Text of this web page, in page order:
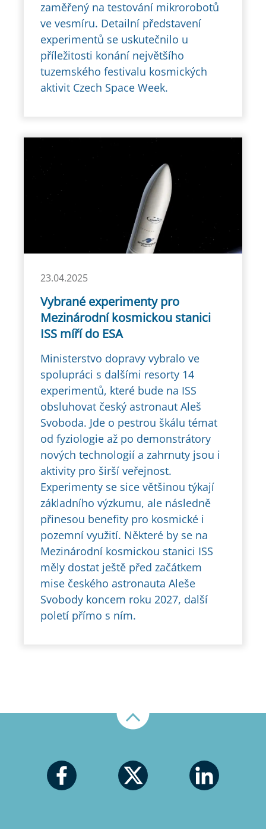
zaměřený na testování mikrorobotů
ve vesmíru. Detailní představení
experimentů se uskutečnilo u
příležitosti konání největšího
tuzemského festivalu kosmických
aktivit Czech Space Week.
23.04.2025
Vybrané experimenty pro
Mezinárodní kosmickou stanici
ISS míří do ESA
Ministerstvo dopravy vybralo ve
spolupráci s dalšími resorty 14
experimentů, které bude na ISS
obsluhovat český astronaut Aleš
Svoboda. Jde o pestrou škálu témat
od fyziologie až po demonstrátory
nových technologií a zahrnuty jsou i
aktivity pro širší veřejnost.
Experimenty se sice většinou týkají
základního výzkumu, ale následně
přinesou benefity pro kosmické i
pozemní využití. Některé by se na
Mezinárodní kosmickou stanici ISS
měly dostat ještě před začátkem
mise českého astronauta Aleše
Svobody koncem roku 2027, další
poletí přímo s ním.